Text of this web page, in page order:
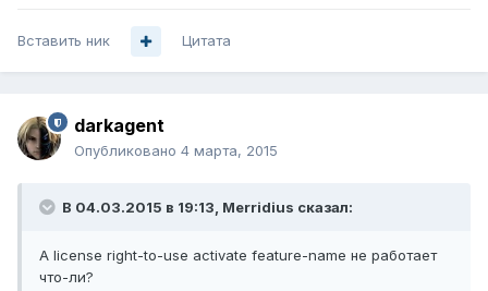
Вставить ник Цитата
darkagent
Опубликовано 4 марта, 2015
В 04.03.2015 в 19:13, Merridius сказал:
А license right-to-use activate feature-name не работает
что-ли?